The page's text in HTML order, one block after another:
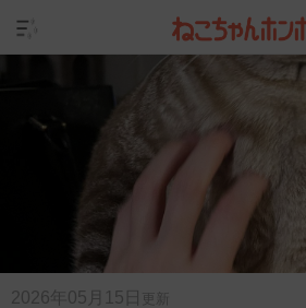
2026年05月15日 更新